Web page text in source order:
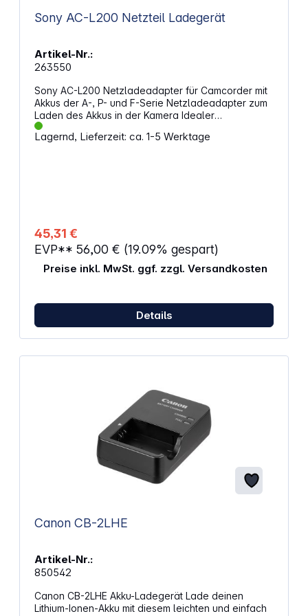
Sony AC-L200 Netzteil Ladegerät
Artikel-Nr.:
263550
Sony AC-L200 Netzladeadapter für Camcorder mit
Akkus der A-, P- und F-Serie Netzladeadapter zum
Laden des Akkus in der Kamera Idealer
Reisebegleiter durch kompakte Abmessungen
Lagernd, Lieferzeit: ca. 1-5 Werktage
45,31 €
EVP** 56,00 € (19.09% gespart)
Preise inkl. MwSt. ggf. zzgl. Versandkosten
Details
Canon CB-2LHE
Artikel-Nr.:
850542
Canon CB-2LHE Akku-Ladegerät Lade deinen
Lithium-Ionen-Akku mit diesem leichten und einfach